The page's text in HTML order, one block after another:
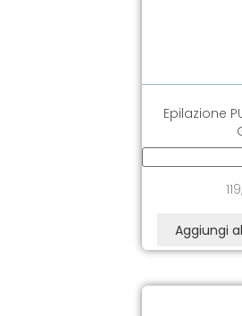
Epilazione
Aggiungi